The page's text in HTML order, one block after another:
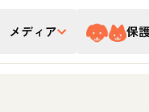
メディア 保